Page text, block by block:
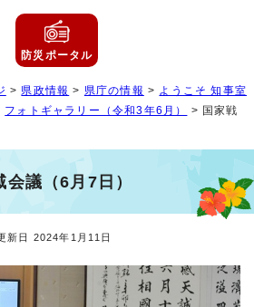
防災ポータル
> 県政情報 > 県庁の情報 > ようこそ 知事室
フォトギャラリー（令和3年6月）
> 国家戦
議（6月7日）
日 2024年1月11日